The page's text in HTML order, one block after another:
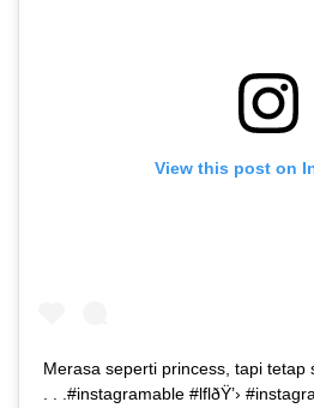
View this post on
Merasa seperti princess, tapi tetap
. . .#instagramable #lflðŸ’›